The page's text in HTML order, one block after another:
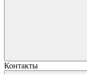
Контакты